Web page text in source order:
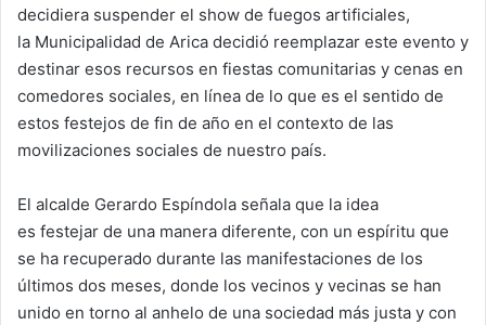
n
e
m
a
i
l
decidiera suspender el show de fuegos artificiales,
la Municipalidad de Arica decidió reemplazar este evento y
destinar esos recursos en fiestas comunitarias y cenas en
comedores sociales, en línea de lo que es el sentido de
estos festejos de fin de año en el contexto de las
movilizaciones sociales de nuestro país.
El alcalde Gerardo Espíndola señala que la idea
es festejar de una manera diferente, con un espíritu que
se ha recuperado durante las manifestaciones de los
últimos dos meses, donde los vecinos y vecinas se han
unido en torno al anhelo de una sociedad más justa y con